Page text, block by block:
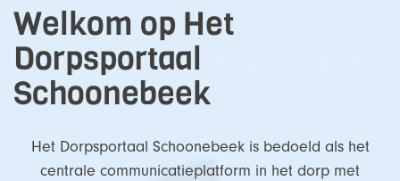
Welkom op Het
Dorpsportaal
Schoonebeek
Het Dorpsportaal Schoonebeek is bedoeld als het
centrale communicatieplatform in het dorp met